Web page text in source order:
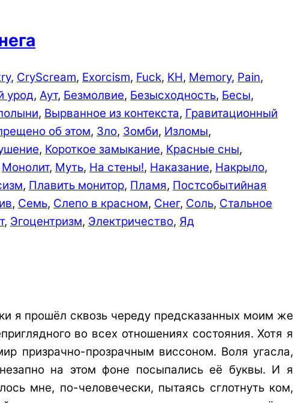
, CryScream, Exorcism, Fuck, KH, Memory, Pain,
урод, Аут, Безмолвие, Безыс­ходно­сть, Бесы,
, Вырванное из контекста, Гравитационный
об этом, Зло, Зомби, Изломы,
, Короткое замыкание, Красные сны,
Монолит, Муть, На стены!, Наказание, Накрыло,
, Плавить монитор, Пламя, Постсобытийная
, Семь, Слепо в красном, Снег, Соль, Стальное
, Эгоцентризм, Электричество, Яд
я прошёл сквозь череду предсказанных моим же
во всех отношениях состояния. Хотя я
призрачно-прозрачным виссоном. Воля угасла,
на этом фоне посыпались её буквы. И я
мне, по-человечески, пытаясь сглотнуть ком,